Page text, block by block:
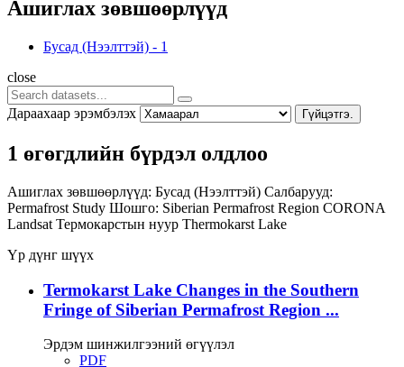
Ашиглах зөвшөөрлүүд
Бусад (Нээлттэй) - 1
close
Дараахаар эрэмбэлэх Гүйцэтгэ.
1 өгөгдлийн бүрдэл олдлоо
Ашиглах зөвшөөрлүүд: Бусад (Нээлттэй) Салбарууд:
Permafrost Study Шошго: Siberian Permafrost Region CORONA
Landsat Термокарстын нуур Thermokarst Lake
Үр дүнг шүүх
Termokarst Lake Changes in the Southern
Fringe of Siberian Permafrost Region ...
Эрдэм шинжилгээний өгүүлэл
PDF